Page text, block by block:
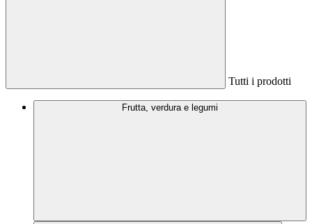
Tutti i prodotti
Frutta, verdura e legumi